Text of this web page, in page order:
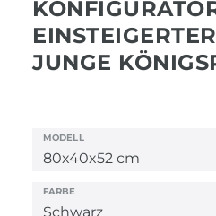
JUNGE
MODELL
FARBE